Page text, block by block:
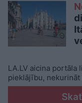
LA.LV aicina
pieklājību,